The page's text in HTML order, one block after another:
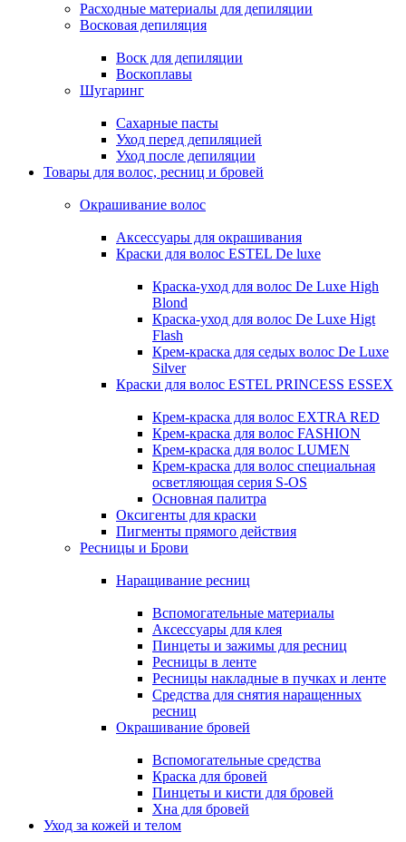
Расходные материалы для депиляции
Восковая депиляция
Воск для депиляции
Воскоплавы
Шугаринг
Сахарные пасты
Уход перед депиляцией
Уход после депиляции
Товары для волос, ресниц и бровей
Окрашивание волос
Аксессуары для окрашивания
Краски для волос ESTEL De luxe
Краска-уход для волос De Luxe High
Blond
Краска-уход для волос De Luxe Higt
Flash
Крем-краска для седых волос De Luxe
Silver
Краски для волос ESTEL PRINCESS ESSEX
Крем-краска для волос EXTRA RED
Крем-краска для волос FASHION
Крем-краска для волос LUMEN
Крем-краска для волос специальная
осветляющая серия S-OS
Основная палитра
Оксигенты для краски
Пигменты прямого действия
Ресницы и Брови
Наращивание ресниц
Вспомогательные материалы
Аксессуары для клея
Пинцеты и зажимы для ресниц
Ресницы в ленте
Ресницы накладные в пучках и ленте
Средства для снятия наращенных
ресниц
Окрашивание бровей
Вспомогательные средства
Краска для бровей
Пинцеты и кисти для бровей
Хна для бровей
Уход за кожей и телом